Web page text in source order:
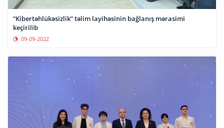
“Kibertəhlükəsizlik” təlim layihəsinin bağlanış mərasimi
keçirilib
09-09-2022